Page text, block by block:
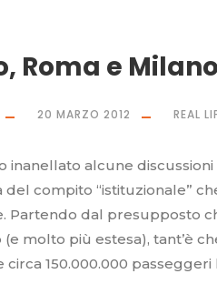
Roma e
20 MARZO 2012 REAL
inanellato alcune
del compito “istituzionale”
Partendo dal presupposto
molto più estesa), tant’è
150.000.000 passeggeri